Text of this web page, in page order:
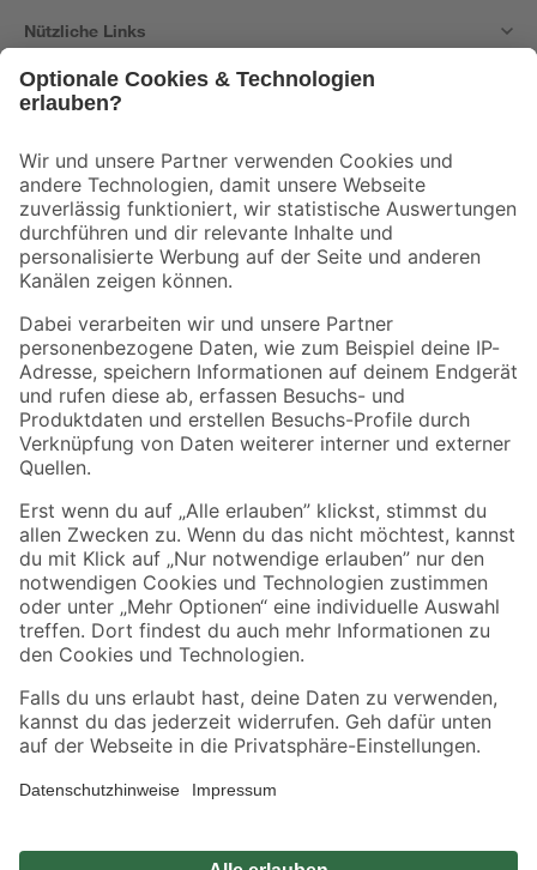
Nützliche Links
Der toom Newsletter: Keine Angebote und Aktionen mehr verpassen!
Zur Newsletter Anmeldung
Folge uns
Zahlungsarten Versandarten
Sicher einkaufen
Jetzt die toom-App herunterladen
Alle Preisangaben in EUR inkl. gesetzl. MwSt.. Die dargestellten Angebote sind unter
Umständen nicht in allen Märkten verfügbar. Die angegebenen Verfügbarkeiten beziehen
Produkte nur solange der Vorrat reicht.
*Paketversand ab 59 € versandkostenfrei, gilt nicht für Artikel mit Speditionsversand, hier
Privatsphäre Impressum